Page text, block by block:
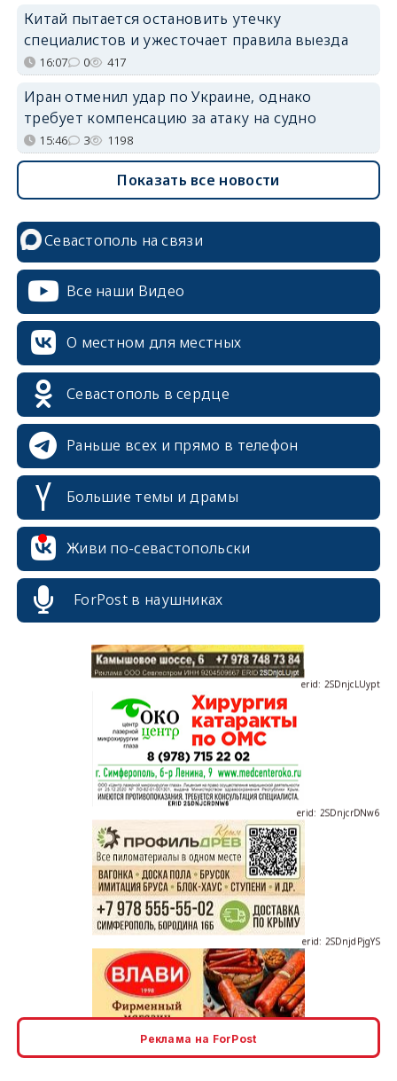
Китай пытается остановить утечку
специалистов и ужесточает правила выезда
16:07 0 417
Иран отменил удар по Украине, однако
требует компенсацию за атаку на судно
15:46 3 1198
Показать все новости
Севастополь на связи
Все наши Видео
О местном для местных
Севастополь в сердце
Раньше всех и прямо в телефон
Большие темы и драмы
Живи по-севастопольски
ForPost в наушниках
erid: 2SDnjcrDNw6
erid: 2SDnjdvhGXG
erid: 2SDnjcLUypt
erid: 2SDnjcrDNw6
Реклама на ForPost